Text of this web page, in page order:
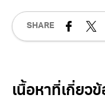
SHARE
Related Posts